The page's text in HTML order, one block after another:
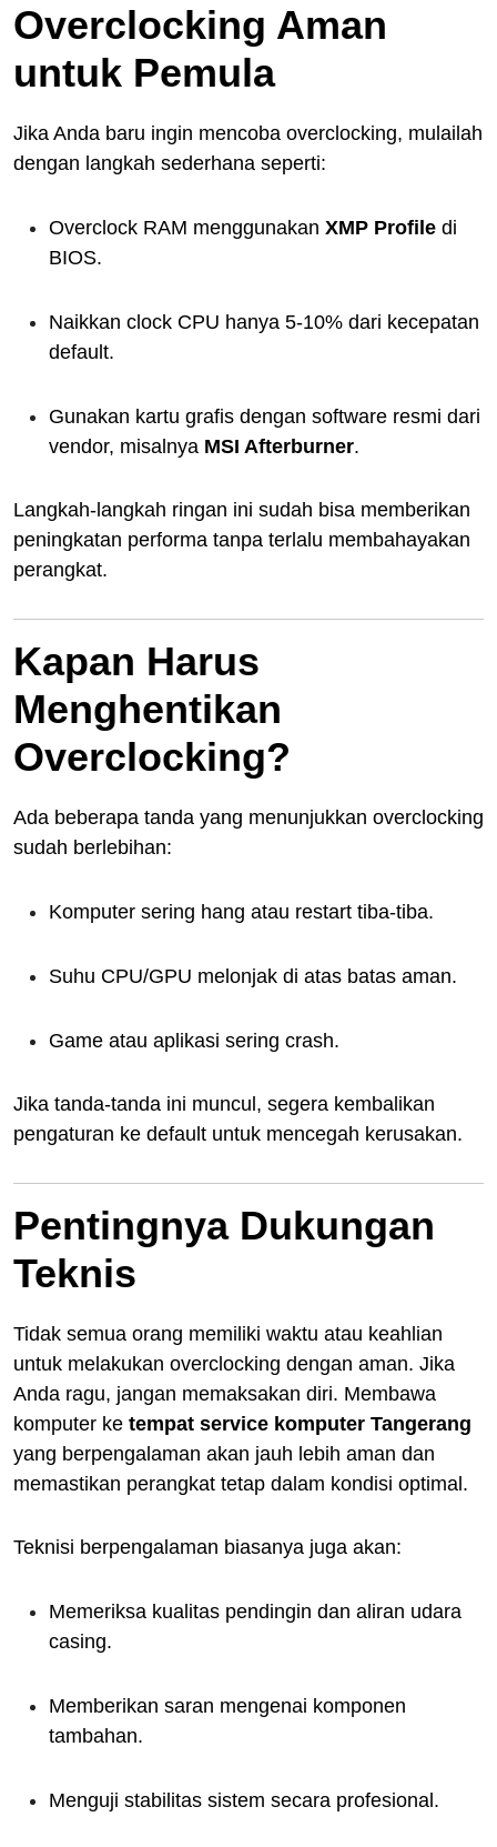
Overclocking Aman
untuk Pemula
Jika Anda baru ingin mencoba overclocking, mulailah
dengan langkah sederhana seperti:
Overclock RAM menggunakan XMP Profile di
BIOS.
Naikkan clock CPU hanya 5-10% dari kecepatan
default.
Gunakan kartu grafis dengan software resmi dari
vendor, misalnya MSI Afterburner.
Langkah-langkah ringan ini sudah bisa memberikan
peningkatan performa tanpa terlalu membahayakan
perangkat.
Kapan Harus
Menghentikan
Overclocking?
Ada beberapa tanda yang menunjukkan overclocking
sudah berlebihan:
Komputer sering hang atau restart tiba-tiba.
Suhu CPU/GPU melonjak di atas batas aman.
Game atau aplikasi sering crash.
Jika tanda-tanda ini muncul, segera kembalikan
pengaturan ke default untuk mencegah kerusakan.
Pentingnya Dukungan
Teknis
Tidak semua orang memiliki waktu atau keahlian
untuk melakukan overclocking dengan aman. Jika
Anda ragu, jangan memaksakan diri. Membawa
komputer ke tempat service komputer Tangerang
yang berpengalaman akan jauh lebih aman dan
memastikan perangkat tetap dalam kondisi optimal.
Teknisi berpengalaman biasanya juga akan:
Memeriksa kualitas pendingin dan aliran udara
casing.
Memberikan saran mengenai komponen
tambahan.
Menguji stabilitas sistem secara profesional.